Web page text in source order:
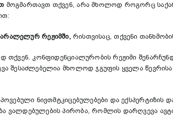
მოგმართავთ თქვენ, არა მხოლოდ როგორც
რეჟიმში, რისთვისაც, თქვენი
კონფიდენციალურობის რეჟიმი
შესაძლებელია მხოლოდ ჯგუფის ყველა წევრისა
ნივთმტკიცებულებები და ექსპერტიზის
პირობა, რომლის დარღვევა